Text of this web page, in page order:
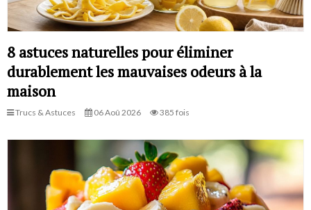
8 astuces naturelles pour éliminer
durablement les mauvaises odeurs à la
maison
Trucs & Astuces 06 Aoû 2026 385 fois